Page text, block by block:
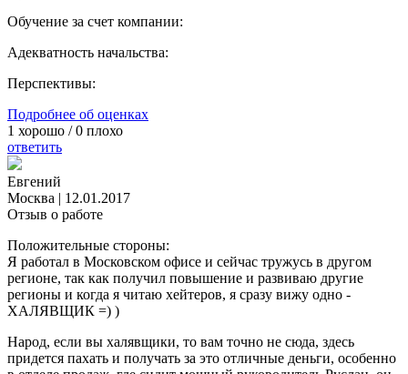
Обучение за счет компании:
Адекватность начальства:
Перспективы:
Подробнее об оценках
1 хорошо /0 плохо
ответить
Евгений
Москва | 12.01.2017
Отзыв о работе
Положительные стороны:
Я работал в Московском офисе и сейчас тружусь в другом
регионе, так как получил повышение и развиваю другие
регионы и когда я читаю хейтеров, я сразу вижу одно -
ХАЛЯВЩИК =) )
Народ, если вы халявщики, то вам точно не сюда, здесь
придется пахать и получать за это отличные деньги, особенно